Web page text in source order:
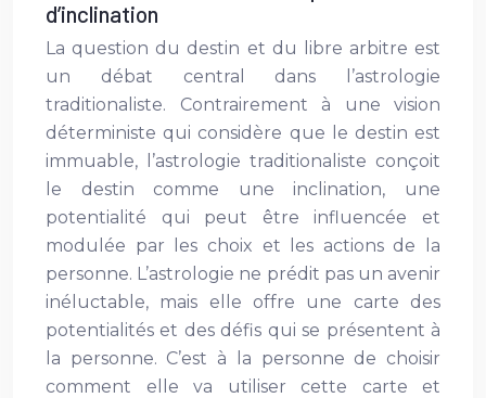
d’inclination
La question du destin et du libre arbitre est
un débat central dans l’astrologie
traditionaliste. Contrairement à une vision
déterministe qui considère que le destin est
immuable, l’astrologie traditionaliste conçoit
le destin comme une inclination, une
potentialité qui peut être influencée et
modulée par les choix et les actions de la
personne. L’astrologie ne prédit pas un avenir
inéluctable, mais elle offre une carte des
potentialités et des défis qui se présentent à
la personne. C’est à la personne de choisir
comment elle va utiliser cette carte et